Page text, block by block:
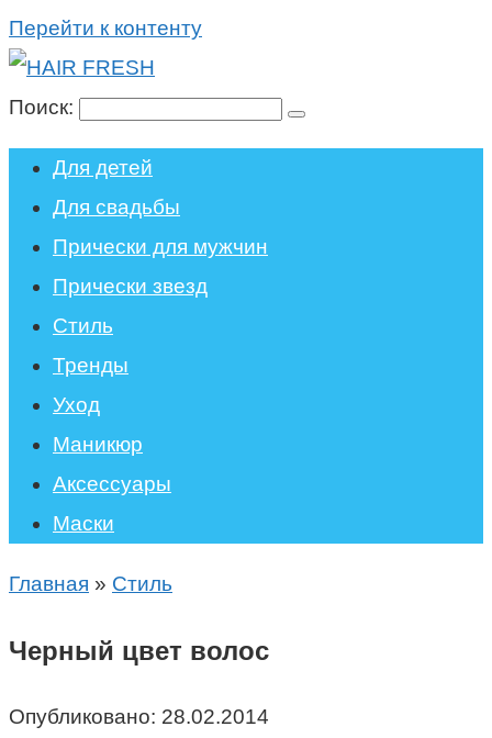
Перейти к контенту
Поиск:
Для детей
Для свадьбы
Прически для мужчин
Прически звезд
Стиль
Тренды
Уход
Маникюр
Аксессуары
Маски
Главная » Стиль
Черный цвет волос
Опубликовано: 28.02.2014